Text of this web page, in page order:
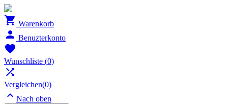
 Warenkorb
 Benuzterkonto

Wunschliste (0)

Vergleichen(0)
 Nach oben